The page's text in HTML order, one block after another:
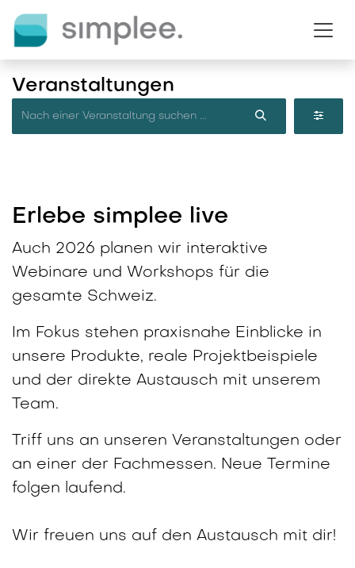
Veranstaltungen
Erlebe simplee live
Auch 2026 planen wir interaktive
Webinare und Workshops für die
gesamte Schweiz.
Im Fokus stehen praxisnahe Einblicke in
unsere Produkte, reale Projektbeispiele
und der direkte Austausch mit unserem
Team.
Triff uns an unseren Veranstaltungen oder
an einer der Fachmessen. Neue Termine
folgen laufend.
Wir freuen uns auf den Austausch mit dir!